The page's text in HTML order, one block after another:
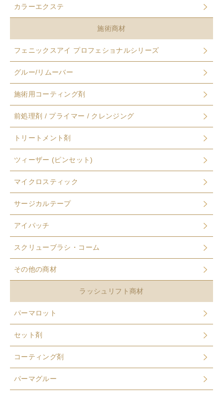
カラーエクステ
施術商材
フェニックスアイ プロフェショナルシリーズ
グルー/リムーバー
施術用コーティング剤
前処理剤 / プライマー / クレンジング
トリートメント剤
ツィーザー (ピンセット)
マイクロスティック
サージカルテープ
アイパッチ
スクリューブラシ・コーム
その他の商材
ラッシュリフト商材
パーマロット
セット剤
コーティング剤
パーマグルー